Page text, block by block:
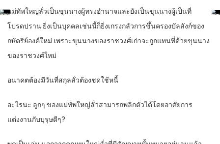
แม่ทัพใหญ่ลั่วเป็นขุนนางผู้ทรงอำนาจและยังเป็นขุนนางผู้เป็นที่
โปรดปราน ยิ่งเป็นบุคคลเช่นนี้ก็ยิ่งเกรงกลัวการขึ้นครองบัลลังก์ของ
กษัตริย์องค์ใหม่ เพราะขุนนางของราชวงศ์เก่าจะถูกแทนที่ด้วยขุนนาง
ของราชวงศ์ใหม่
อนาคตต้องมีวันที่สกุลลั่วต้องชดใช้หนี้
อะไรนะ ลูกๆ ของแม่ทัพใหญ่ลั่วสามารถพลิกตัวได้โดยอาศัยการ
แต่งงานกับบุรุษดีๆ?